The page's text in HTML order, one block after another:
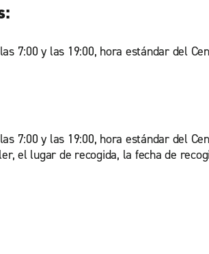
7:00 y las 19:00, hora estándar del
7:00 y las 19:00, hora estándar del
el lugar de recogida, la fecha de